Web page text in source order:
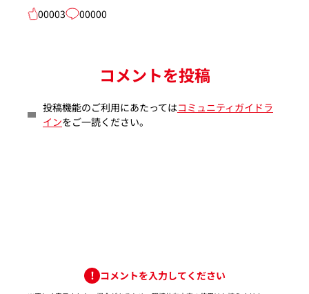
00003
00000
コメントを投稿
投稿機能のご利用にあたってはコミュニティガイドラ
インをご一読ください。
コメントを入力してください